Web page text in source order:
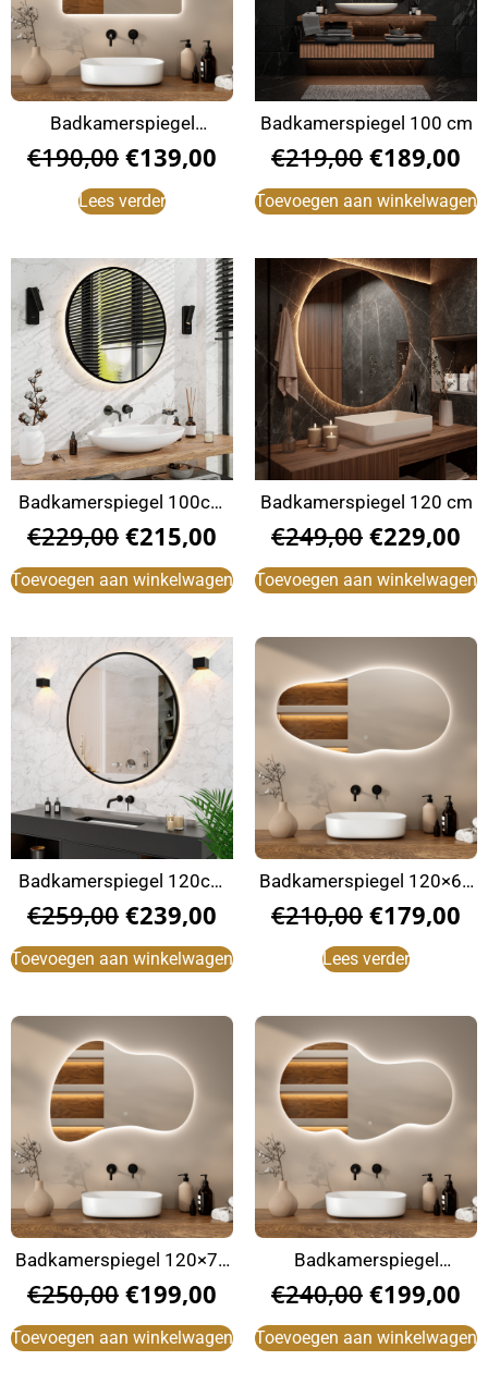
Badkamerspiegel
80x80cm
€190,00 €139,00
Lees verder
Badkamerspiegel 100 cm
€219,00 €189,00
Toevoegen aan winkelwagen
Badkamerspiegel 100cm
zwart
€229,00 €215,00
Toevoegen aan winkelwagen
Badkamerspiegel 120 cm
€249,00 €229,00
Toevoegen aan winkelwagen
Badkamerspiegel 120cm
zwart
€259,00 €239,00
Toevoegen aan winkelwagen
Badkamerspiegel 120×60
Asymmetrisch
€210,00 €179,00
Lees verder
Badkamerspiegel 120×70
Asymmetrisch
€250,00 €199,00
Toevoegen aan winkelwagen
Badkamerspiegel
120x70cm Asymmetrisch
€240,00 €199,00
Toevoegen aan winkelwagen